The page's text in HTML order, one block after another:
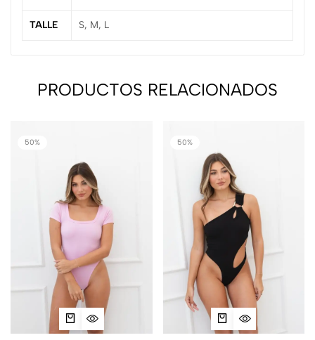
TALLE S, M, L
PRODUCTOS RELACIONADOS
50% 50%